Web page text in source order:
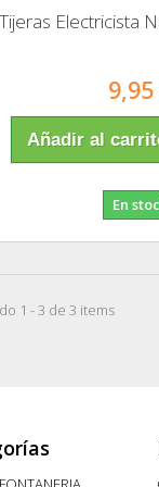
Tijeras Electricista
9,95
Añadir al
En
1 - 3 de 3 items